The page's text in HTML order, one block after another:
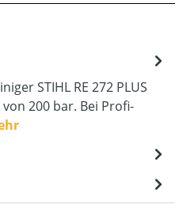
STIHL RE 272 PLUS
200 bar. Bei Profi-